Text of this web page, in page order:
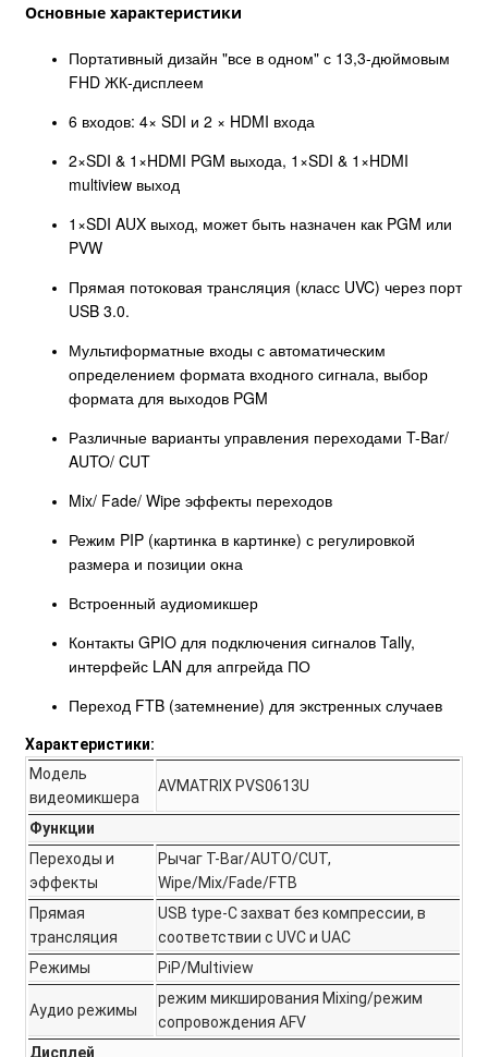
Основные характеристики
Портативный дизайн "все в одном" с 13,3-дюймовым
FHD ЖК-дисплеем
6 входов: 4× SDI и 2 × HDMI входа
2×SDI & 1×HDMI PGM выхода, 1×SDI & 1×HDMI
multiview выход
1×SDI AUX выход, может быть назначен как PGM или
PVW
Прямая потоковая трансляция (класс UVC) через порт
USB 3.0.
Мультиформатные входы с автоматическим
определением формата входного сигнала, выбор
формата для выходов PGM
Различные варианты управления переходами T-Bar/
AUTO/ CUT
Mix/ Fade/ Wipe эффекты переходов
Режим PIP (картинка в картинке) с регулировкой
размера и позиции окна
Встроенный аудиомикшер
Контакты GPIO для подключения сигналов Tally,
интерфейс LAN для апгрейда ПО
Переход FTB (затемнение) для экстренных случаев
Характеристики:
Модель
видеомикшера
AVMATRIX PVS0613U
Функции
Переходы и
эффекты
Рычаг T-Bar/AUTO/CUT,
Wipe/Mix/Fade/FTB
Прямая
трансляция
USB type-C захват без компрессии, в
соответствии с UVC и UAC
Режимы
PiP/Multiview
Аудио режимы
режим микширования Mixing/режим
сопровождения AFV
Дисплей